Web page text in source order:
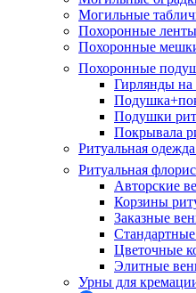
Могильные
Похоронные ленты
Похоронные
Похоронные
Гирлянды на
Подушки
Покрывала
Ритуальная
Ритуальная
Авторские
Корзины
Заказные
Цветочные
Элитные
Урны для